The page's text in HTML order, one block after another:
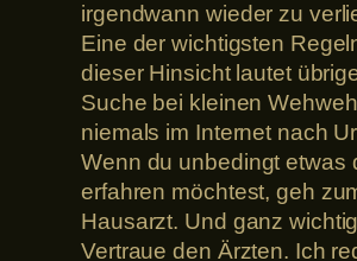
irgendwann wieder zu
Eine der wichtigsten
dieser Hinsicht lautet
Suche bei kleinen
niemals im Internet nach
Wenn du unbedingt etwas
erfahren möchtest, geh
Hausarzt. Und ganz
Vertraue den Ärzten. Ich